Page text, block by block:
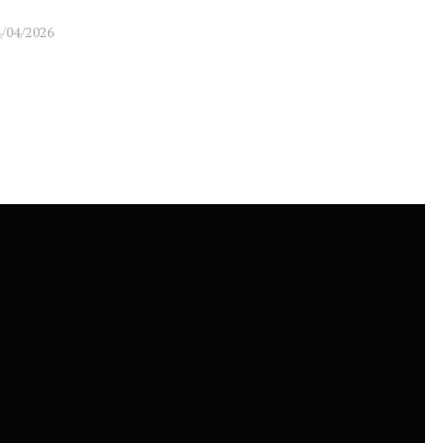
04/2026